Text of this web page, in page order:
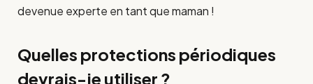
devenue experte en tant que maman !
Quelles protections périodiques
devrais-je utiliser ?